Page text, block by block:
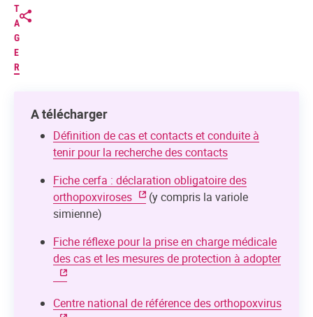
T
A
G
E
R
A télécharger
Définition de cas et contacts et conduite à
tenir pour la recherche des contacts
Fiche cerfa : déclaration obligatoire des
orthopoxviroses
(y compris la variole
simienne)
Fiche réflexe pour la prise en charge médicale
des cas et les mesures de protection à adopter
Centre national de référence des orthopoxvirus